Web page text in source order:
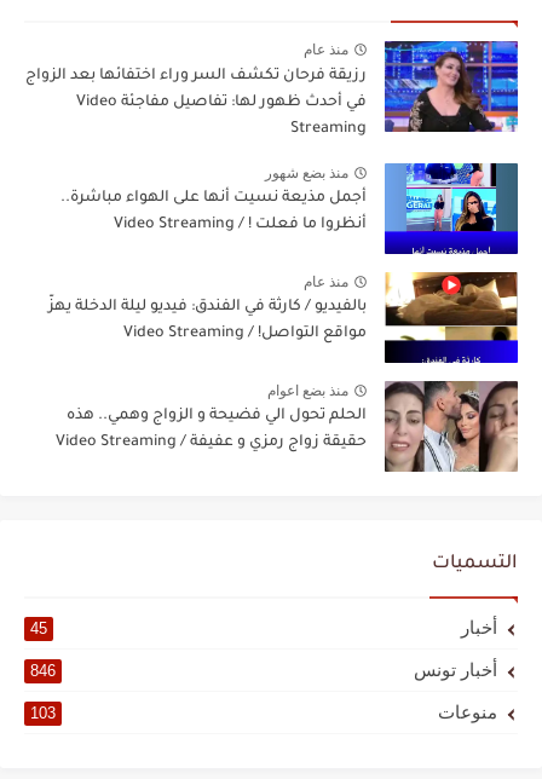
منذ عام
رزيقة فرحان تكشف السر وراء اختفائها بعد الزواج
في أحدث ظهور لها: تفاصيل مفاجئة Video
Streaming
منذ بضع شهور
أجمل مذيعة نسيت أنها على الهواء مباشرة..
أنظروا ما فعلت ! / Video Streaming
منذ عام
بالفيديو / كارثة في الفندق: فيديو ليلة الدخلة يهزّ
مواقع التواصل! / Video Streaming
منذ بضع اعوام
الحلم تحول الي فضيحة و الزواج وهمي.. هذه
حقيقة زواج رمزي و عفيفة / Video Streaming
التسميات
أخبار 45
أخبار تونس 846
منوعات 103